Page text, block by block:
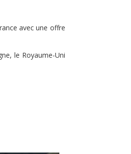
avec une offre
le Royaume-Uni